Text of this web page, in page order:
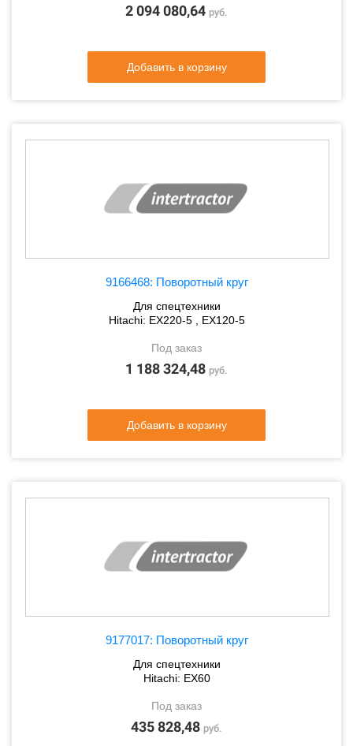
2 094 080,64 руб.
Добавить в корзину
9166468: Поворотный круг
Для спецтехники
Hitachi: EX220-5 , EX120-5
Под заказ
1 188 324,48 руб.
Добавить в корзину
9177017: Поворотный круг
Для спецтехники
Hitachi: EX60
Под заказ
435 828,48 руб.